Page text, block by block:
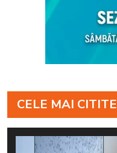
CELE MAI CITITE